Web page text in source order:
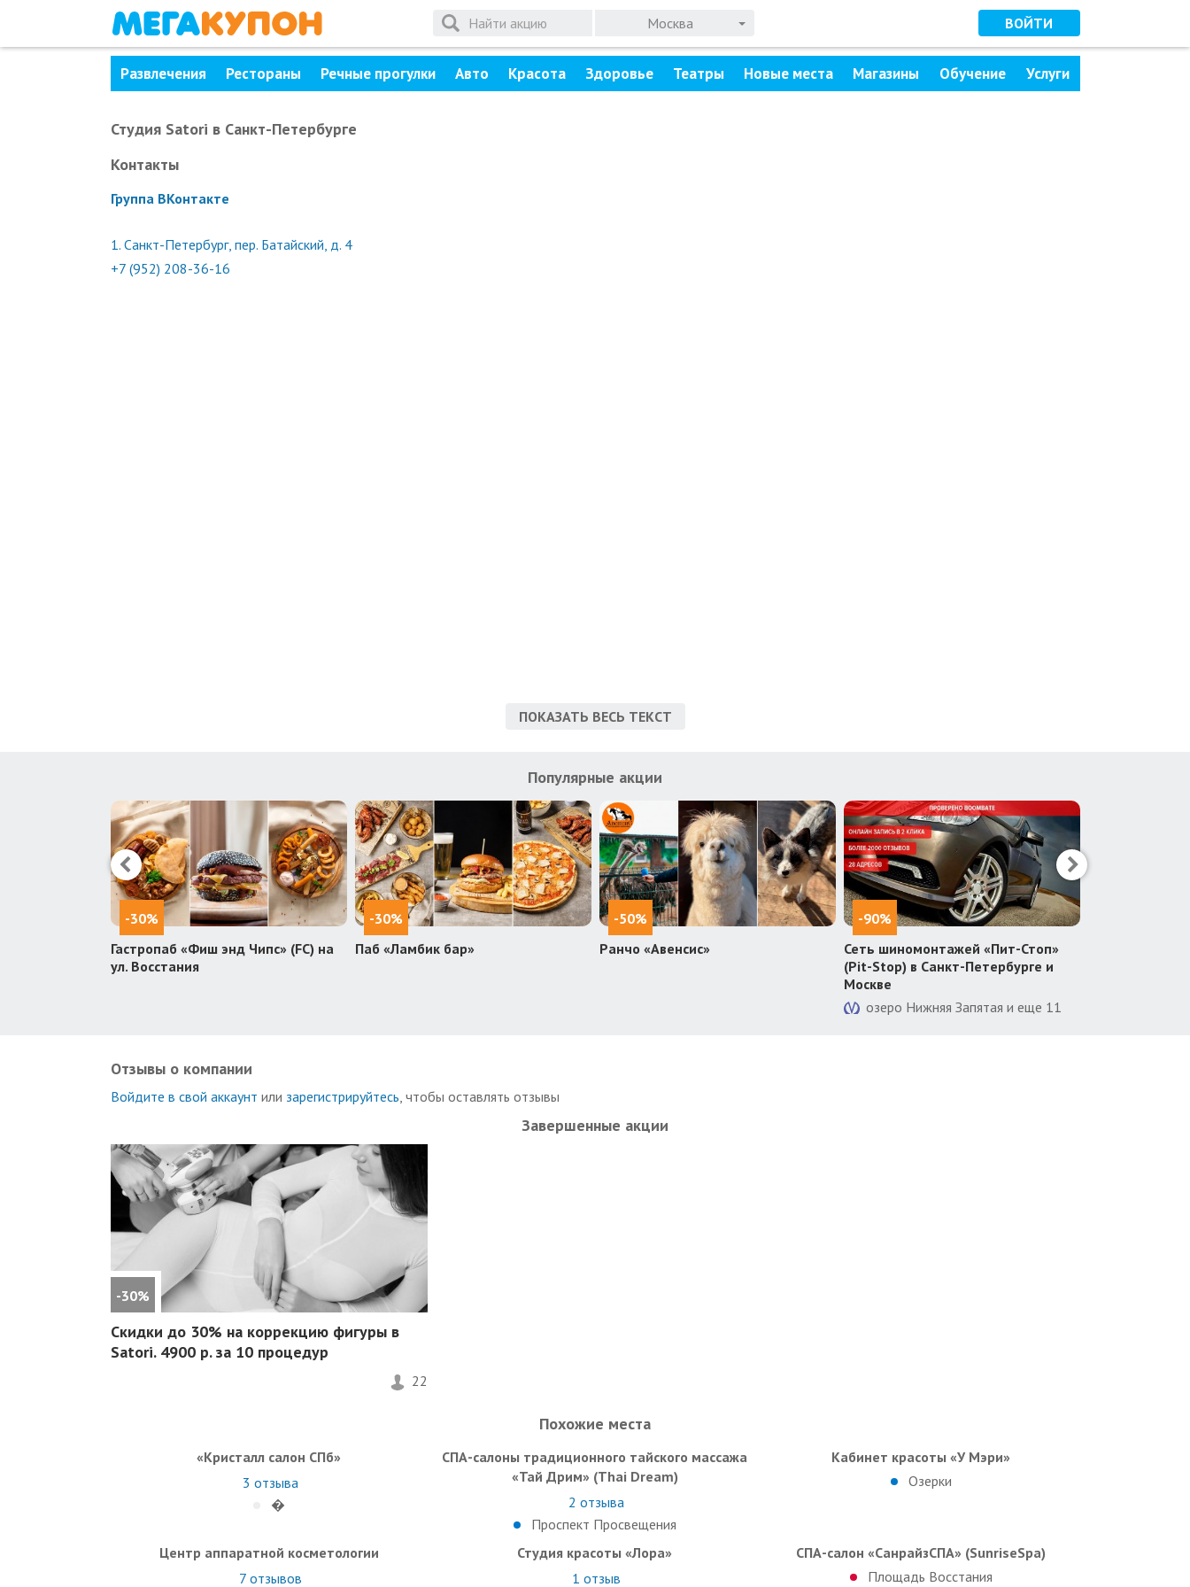
Москва ВОЙТИ
Развлечения Рестораны Речные прогулки Авто Красота Здоровье Театры Новые места Магазины Обучение Услуги
Студия Satori в Санкт-Петербурге
Контакты
Группа ВКонтакте
1. Санкт-Петербург, пер. Батайский, д. 4
+7 (952) 208-36-16
ПОКАЗАТЬ ВЕСЬ ТЕКСТ
Популярные акции
-30%
Гастропаб «Фиш энд Чипс» (FC) на
ул. Восстания
-30%
Паб «Ламбик бар»
-50%
Ранчо «Авенсис»
-90%
Сеть шиномонтажей «Пит-Стоп»
(Pit-Stop) в Санкт-Петербурге и
Москве
озеро Нижняя Запятая и еще 11
Отзывы о компании
Войдите в свой аккаунт или зарегистрируйтесь , чтобы оставлять отзывы
Завершенные акции
-30%
Скидки до 30% на коррекцию фигуры в
Satori. 4900 р. за 10 процедур
22
Похожие места
«Кристалл салон СПб»
3 отзыва
�
СПА-салоны традиционного тайского массажа
«Тай Дрим» (Thai Dream)
2 отзыва
Проспект Просвещения
Кабинет красоты «У Мэри»
Озерки
Центр аппаратной косметологии
7 отзывов
Студия красоты «Лора»
1 отзыв
СПА-салон «СанрайзСПА» (SunriseSpa)
Площадь Восстания